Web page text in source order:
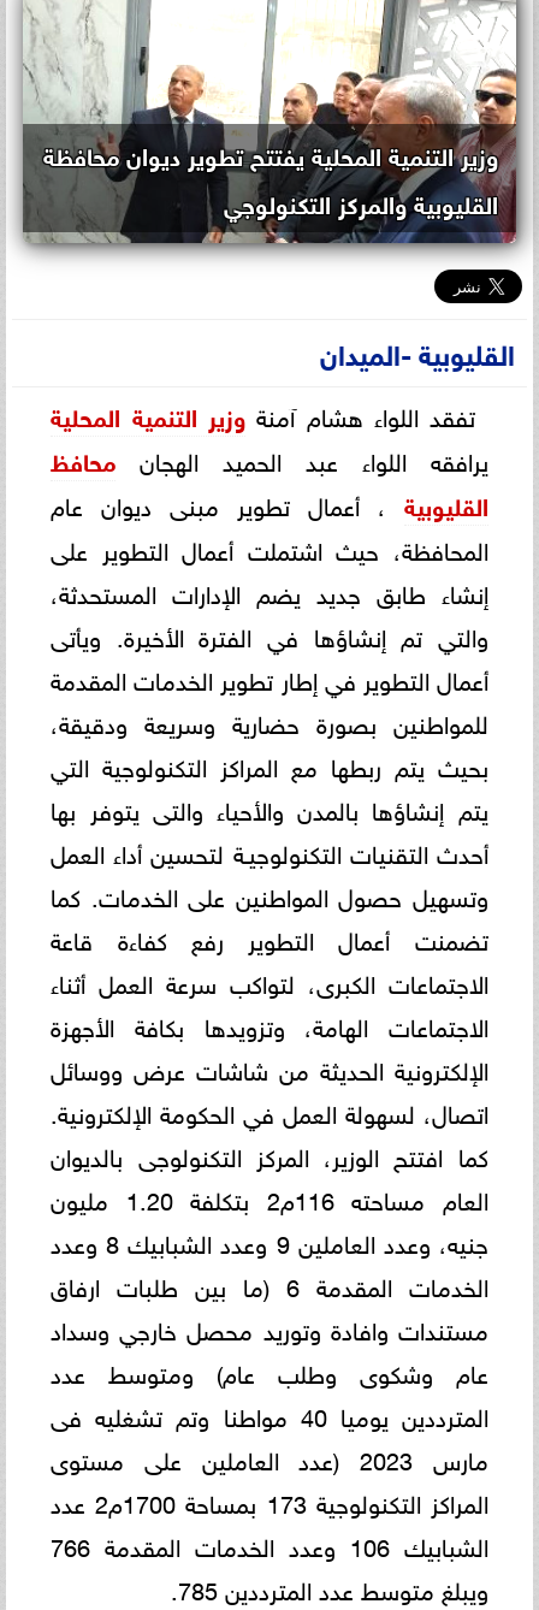
وزير التنمية المحلية يفتتح تطوير ديوان محافظة
القليوبية والمركز التكنولوجي
القليوبية -الميدان
تفقد اللواء هشام آمنة وزير التنمية المحلية
يرافقه اللواء عبد الحميد الهجان محافظ
القليوبية ، أعمال تطوير مبنى ديوان عام
المحافظة، حيث اشتملت أعمال التطوير على
إنشاء طابق جديد يضم الإدارات المستحدثة،
والتي تم إنشاؤها في الفترة الأخيرة. ويأتى
أعمال التطوير في إطار تطوير الخدمات المقدمة
للمواطنين بصورة حضارية وسريعة ودقيقة،
بحيث يتم ربطها مع المراكز التكنولوجية التي
يتم إنشاؤها بالمدن والأحياء والتى يتوفر بها
أحدث التقنيات التكنولوجيـة لتحسين أداء العمل
وتسهيل حصول المواطنين على الخدمات. كما
تضمنت أعمال التطوير رفع كفاءة قاعة
الاجتماعات الكبرى، لتواكب سرعة العمل أثناء
الاجتماعات الهامة، وتزويدها بكافة الأجهزة
الإلكترونية الحديثة من شاشات عرض ووسائل
اتصال، لسهولة العمل في الحكومة الإلكترونية.
كما افتتح الوزير، المركز التكنولوجى بالديوان
العام مساحته 116م2 بتكلفة 1.20 مليون
جنيه، وعدد العاملين 9 وعدد الشبابيك 8 وعدد
الخدمات المقدمة 6 (ما بين طلبات ارفاق
مستندات وافادة وتوريد محصل خارجي وسداد
عام وشكوى وطلب عام) ومتوسط عدد
المترددين يوميا 40 مواطنا وتم تشغليه فى
مارس 2023 (عدد العاملين على مستوى
المراكز التكنولوجية 173 بمساحة 1700م2 عدد
الشبابيك 106 وعدد الخدمات المقدمة 766
ويبلغ متوسط عدد المترددين 785.